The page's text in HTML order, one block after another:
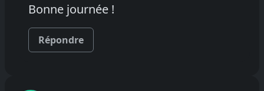
Bonne journée !
Répondre